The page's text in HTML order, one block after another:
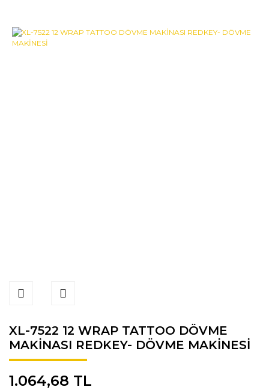
XL-7522 12 WRAP TATTOO DÖVME
MAKİNASI REDKEY- DÖVME MAKİNESİ
1.064,68 TL